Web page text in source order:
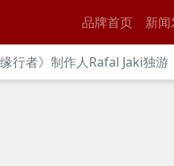
品牌首页 新
缘行者》制作人Rafal Jaki独